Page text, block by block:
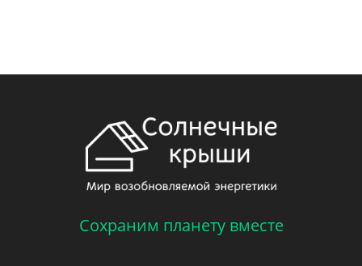
Сохраним планету вместе